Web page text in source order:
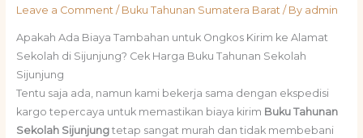
Leave a Comment / Buku Tahunan Sumatera Barat/ By admin
Apakah Ada Biaya Tambahan untuk Ongkos Kirim ke Alamat
Sekolah di Sijunjung? Cek Harga Buku Tahunan Sekolah
Sijunjung
Tentu saja ada, namun kami bekerja sama dengan ekspedisi
kargo tepercaya untuk memastikan biaya kirim Buku Tahunan
Sekolah Sijunjungtetap sangat murah dan tidak membebani